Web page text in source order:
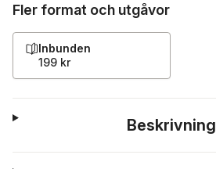
Fler format och utgåvor
Inbunden
199 kr
Beskrivning